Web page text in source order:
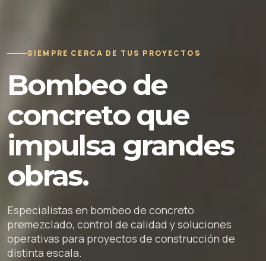
SIEMPRE CERCA DE TUS PROYECTOS
Bombeo de
concreto que
impulsa grandes
obras.
Especialistas en bombeo de concreto
premezclado, control de calidad y soluciones
operativas para proyectos de construcción de
distinta escala.